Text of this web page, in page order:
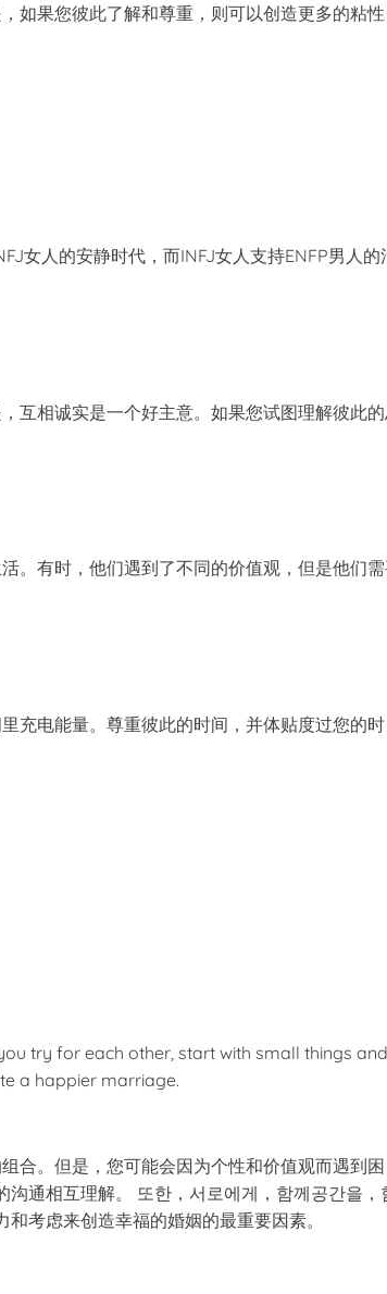
如果您彼此了解和尊重，则可以创造更多的粘性
女人的安静时代，而INFJ女人支持ENFP男人的
互相诚实是一个好主意。如果您试图理解彼此
。有时，他们遇到了不同的价值观，但是他们
充电能量。尊重彼此的时间，并体贴度过您的时
try for each other, start with small things and
a happier marriage.
合。但是，您可能会因为个性和价值观而遇到困
通相互理解。 또한，서로에게，함께공간을，
考虑来创造幸福的婚姻的最重要因素。